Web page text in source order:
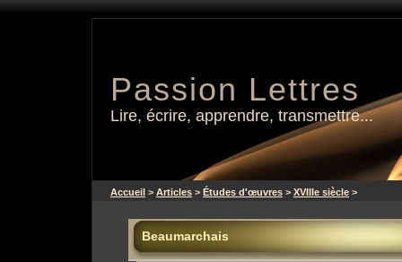
Passion Lettres
Lire, écrire, apprendre, transmettre...
Accueil > Articles > Études d'œuvres > XVIIIe siècle >
Beaumarchais